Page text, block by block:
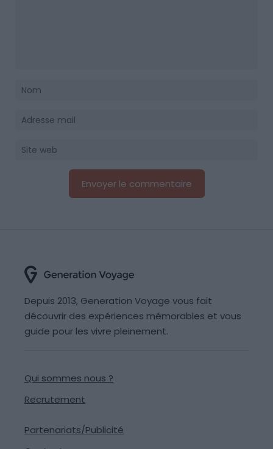
Depuis 2013, Generation Voyage vous fait
découvrir des expériences mémorables et vous
guide pour les vivre pleinement.
Qui sommes nous ?
Recrutement
Partenariats/Publicité